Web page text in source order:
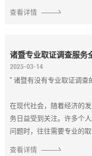
查看详情
诸暨专业取证调查服务
2025-03-14
" 诸暨有没有专业取证调查
在现代社会，随着经济的
务日益受到关注。许多个
问题时，往往需要专业的取
查看详情